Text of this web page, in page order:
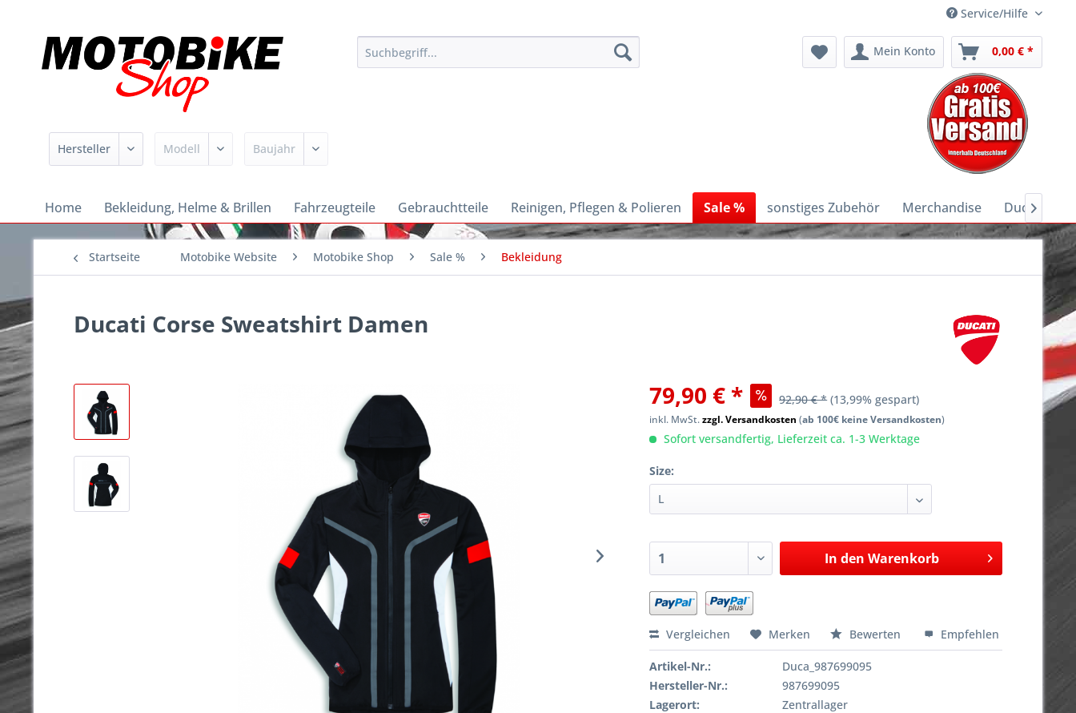
Service/Hilfe
Mein Konto 0,00 € *
Home Bekleidung, Helme & Brillen Fahrzeugteile Gebrauchtteile Reinigen, Pflegen & Polieren Sale % sonstiges Zubehör Merchandise Ducati E-

Startseite Motobike Website Motobike Shop Sale % Bekleidung
Ducati Corse Sweatshirt Damen
79,90 € * 92,90 € * (13,99% gespart)
inkl. MwSt.zzgl. Versandkosten (ab 100€ keine Versandkosten)
Sofort versandfertig, Lieferzeit ca. 1-3 Werktage
Size:
In den Warenkorb
Vergleichen Merken Bewerten Empfehlen
Artikel-Nr.:
Duca_987699095
Hersteller-Nr.:
987699095
Lagerort:
Zentrallager